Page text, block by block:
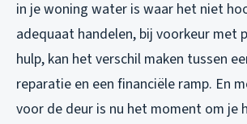
in je woning water is waar het niet
adequaat handelen, bij voorkeur met
hulp, kan het verschil maken tussen
reparatie en een financiële ramp. En
voor de deur is nu het moment om je